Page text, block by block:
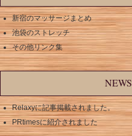
新宿のマッサージまとめ
池袋のストレッチ
その他リンク集
NEWS
Relaxyに記事掲載されました。
PRtimesに紹介されました